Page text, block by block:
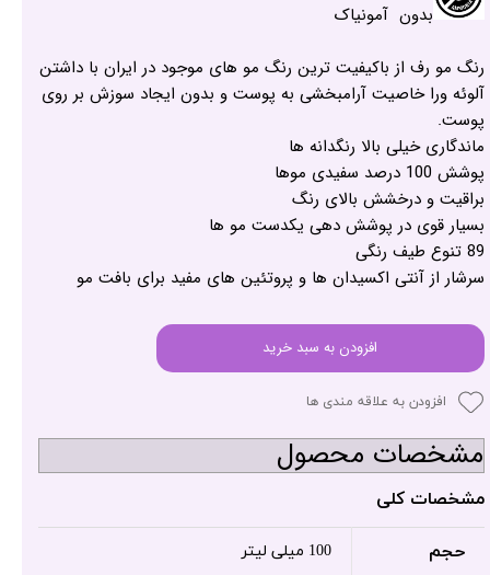
بدون آمونیاک
رنگ مو رف از باکیفیت ترین رنگ مو های موجود در ایران با داشتن
آلوئه ورا خاصیت آرامبخشی به پوست و بدون ایجاد سوزش بر روی
پوست.
ماندگاری خیلی بالا رنگدانه ها
پوشش 100 درصد سفیدی موها
براقیت و درخشش بالای رنگ
بسیار قوی در پوشش دهی یکدست مو ها
89 تنوع طیف رنگی
سرشار از آنتی اکسیدان ها و پروتئین های مفید برای بافت مو
افزودن به سبد خرید
افزودن به علاقه مندی ها
مشخصات محصول
مشخصات کلی
حجم 100 میلی لیتر